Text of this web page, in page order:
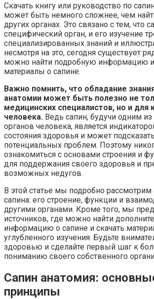
Скачать книгу или руководство по
может быть немного сложнее, чем
других органах. Это связано с тем, что
специфический орган, и его изучение
специализированных знаний и
несмотря на это, сегодня существует
можно найти подробную информацию и
материалы о сапине.
Важно помнить, что обладание
анатомии может быть полезно не
медицинских специалистов, но и для
человека. Ведь сапин, будучи одним
органов человека, является
состояния здоровья и может
потенциальных проблем. Поэтому
ознакомиться с основами строения и
для поддержания своего здоровья и
возможных недугов.
В этой статье мы подробно
сапина: его строение, функции и
другими органами. Кроме того, мы
источников, где можно найти
информацию о сапине и скачать
углубленного изучения. Будьте
здоровью и сделайте первый шаг к
пониманию своего собственного
Сапин анатомия:
принципы